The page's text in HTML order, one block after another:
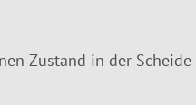
Zustand in der